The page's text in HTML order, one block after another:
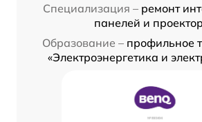
Специализация – ремонт
панелей и
Образование – профильное
«Электроэнергетика и